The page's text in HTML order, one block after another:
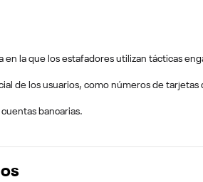
la que los estafadores utilizan tácticas
de los usuarios, como números de tarjetas
bancarias.